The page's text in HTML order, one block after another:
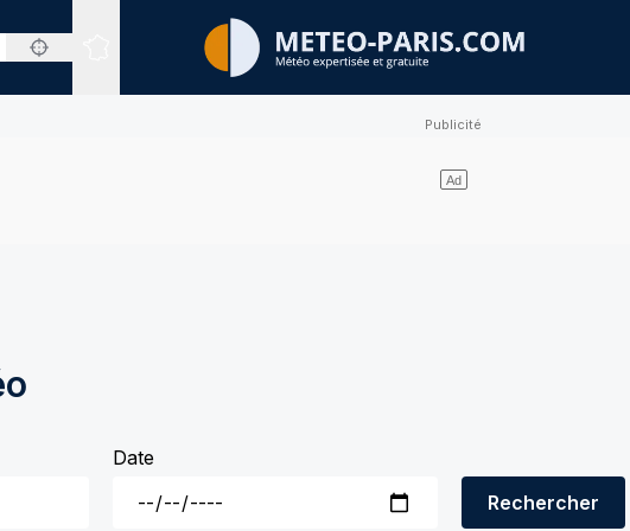
Sites expertisés
Date
Rechercher